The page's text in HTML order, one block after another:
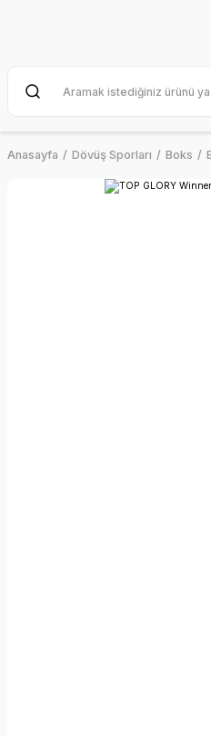
Anasayfa Dövüş Sporları Boks